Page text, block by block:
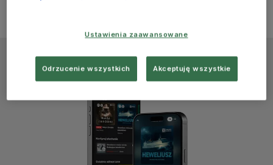
Ustawienia zaawansowane
Odrzucenie wszystkich Akceptuję wszystkie